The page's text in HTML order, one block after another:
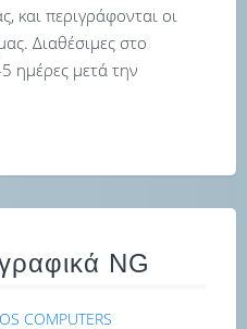
και περιγράφονται οι
Διαθέσιμες στο
ημέρες μετά την
NG
COMPUTERS